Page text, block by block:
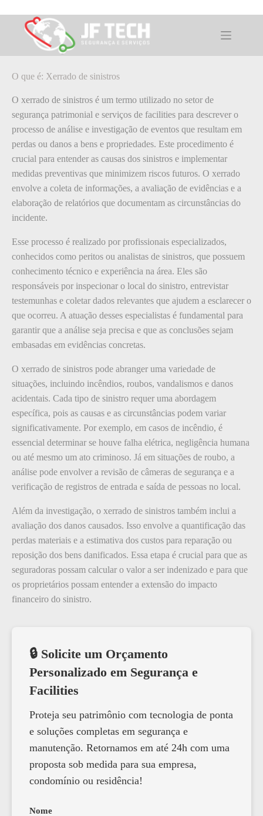
para
conteúdoO que é: Xerrado de sinistros
O que é: Xerrado de sinistros
O xerrado de sinistros é um termo utilizado no setor de
segurança patrimonial e serviços de facilities para descrever o
processo de análise e investigação de eventos que resultam em
perdas ou danos a bens e propriedades. Este procedimento é
crucial para entender as causas dos sinistros e implementar
medidas preventivas que minimizem riscos futuros. O xerrado
envolve a coleta de informações, a avaliação de evidências e a
elaboração de relatórios que documentam as circunstâncias do
incidente.
Esse processo é realizado por profissionais especializados,
conhecidos como peritos ou analistas de sinistros, que possuem
conhecimento técnico e experiência na área. Eles são
responsáveis por inspecionar o local do sinistro, entrevistar
testemunhas e coletar dados relevantes que ajudem a esclarecer o
que ocorreu. A atuação desses especialistas é fundamental para
garantir que a análise seja precisa e que as conclusões sejam
embasadas em evidências concretas.
O xerrado de sinistros pode abranger uma variedade de
situações, incluindo incêndios, roubos, vandalismos e danos
acidentais. Cada tipo de sinistro requer uma abordagem
específica, pois as causas e as circunstâncias podem variar
significativamente. Por exemplo, em casos de incêndio, é
essencial determinar se houve falha elétrica, negligência humana
ou até mesmo um ato criminoso. Já em situações de roubo, a
análise pode envolver a revisão de câmeras de segurança e a
verificação de registros de entrada e saída de pessoas no local.
Além da investigação, o xerrado de sinistros também inclui a
avaliação dos danos causados. Isso envolve a quantificação das
perdas materiais e a estimativa dos custos para reparação ou
reposição dos bens danificados. Essa etapa é crucial para que as
seguradoras possam calcular o valor a ser indenizado e para que
os proprietários possam entender a extensão do impacto
financeiro do sinistro.
🔒 Solicite um Orçamento
Personalizado em Segurança e
Facilities
Proteja seu patrimônio com tecnologia de ponta
e soluções completas em segurança e
manutenção. Retornamos em até 24h com uma
proposta sob medida para sua empresa,
condomínio ou residência!
Nome